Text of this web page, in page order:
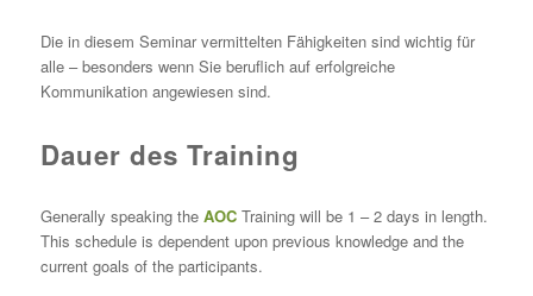
Die in diesem Seminar vermittelten Fähigkeiten sind wichtig für
alle – besonders wenn Sie beruflich auf erfolgreiche
Kommunikation angewiesen sind.
Dauer des Training
Generally speaking the AOCTraining will be 1 – 2 days in length.
This schedule is dependent upon previous knowledge and the
current goals of the participants.